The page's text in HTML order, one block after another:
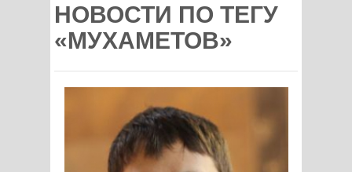
НОВОСТИ ПО ТЕГУ
«МУХАМЕТОВ»